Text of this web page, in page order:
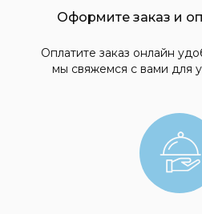
Оформите заказ и
Оплатите заказ онлайн
мы свяжемся с вами для